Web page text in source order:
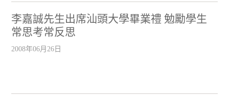
李嘉誠先生出席汕頭大學畢業禮 勉勵學生
常思考常反思
2008年06月26日